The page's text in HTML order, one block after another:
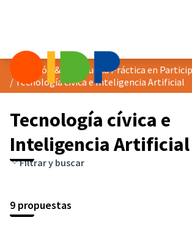
/Tecnología cívica e Inteligencia Artificial
Tecnología cívica e
Inteligencia Artificial
Filtrar y buscar
9 propuestas